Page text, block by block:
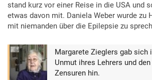
stand kurz vor einer Reise in die USA und
etwas davon mit. Daniela Weber wurde zu
mit niemanden über die Epilepsie zu
Margarete Zieglers gab sich
Unmut ihres Lehrers und
Zensuren hin.